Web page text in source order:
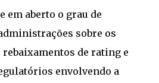
em aberto o grau de
sobre os
rebaixamentos de rating e
envolvendo a